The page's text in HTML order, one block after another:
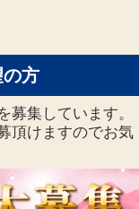
方
募集しています。
頂けますのでお気